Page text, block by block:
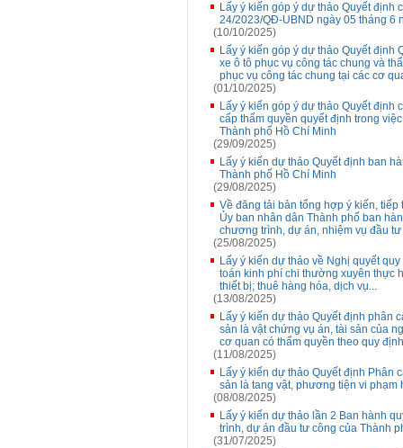
Lấy ý kiến góp ý dự thảo Quyết định
24/2023/QĐ-UBND ngày 05 tháng 6
(10/10/2025)
Lấy ý kiến góp ý dự thảo Quyết
xe ô tô phục vụ công tác chung và
phục vụ công tác chung tại các cơ
(01/10/2025)
Lấy ý kiến góp ý dự thảo Quyết định
cấp thẩm quyền quyết định trong
Thành phố Hồ Chí Minh
(29/09/2025)
Lấy ý kiến dự thảo Quyết định ban
Thành phố Hồ Chí Minh
(29/08/2025)
Về đăng tải bản tổng hợp ý kiến,
Ủy ban nhân dân Thành phố ban
chương trình, dự án, nhiệm vụ đầu
(25/08/2025)
Lấy ý kiến dự thảo về Nghị quyết
toán kinh phí chi thường xuyên thực
thiết bị; thuê hàng hóa, dịch vụ...
(13/08/2025)
Lấy ý kiến dự thảo Quyết định phân
sản là vật chứng vụ án, tài sản của
cơ quan có thẩm quyền theo quy định
(11/08/2025)
Lấy ý kiến dự thảo Quyết định Phân
sản là tang vật, phương tiện vi
(08/08/2025)
Lấy ý kiến dự thảo lần 2 Ban hành
trình, dự án đầu tư công của Thành
(31/07/2025)